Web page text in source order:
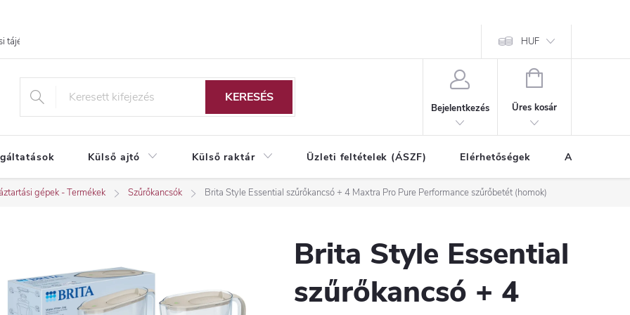
tájékoztató HUF
KERESÉS
Bejelentkezés
KOSÁR
Üres kosár
Külső ajtó Külső raktár Üzleti feltételek (ÁSZF) Elérhetőségek A vásárlás
gépek - Termékek Szűrőkancsók Brita Style Essential szűrőkancsó + 4 Maxtra Pro Pure Performance szűrőbetét (homok)
Brita Style Essential
szűrőkancsó + 4